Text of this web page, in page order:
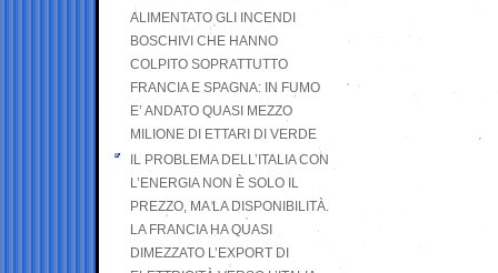
ALIMENTATO GLI INCENDI
BOSCHIVI CHE HANNO
COLPITO SOPRATTUTTO
FRANCIA E SPAGNA: IN FUMO
E’ ANDATO QUASI MEZZO
MILIONE DI ETTARI DI VERDE
IL PROBLEMA DELL’ITALIA CON
L’ENERGIA NON È SOLO IL
PREZZO, MA LA DISPONIBILITÀ.
LA FRANCIA HA QUASI
DIMEZZATO L’EXPORT DI